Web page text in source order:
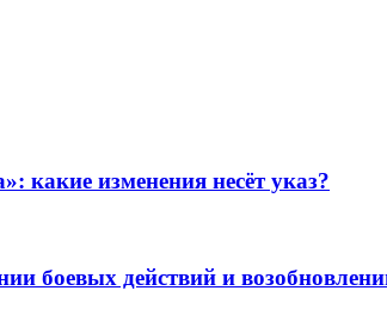
какие изменения несёт указ?
боевых действий и